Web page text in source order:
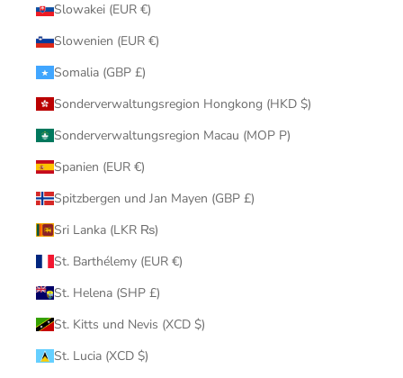
Slowakei (EUR €)
Slowenien (EUR €)
Somalia (GBP £)
Sonderverwaltungsregion Hongkong (HKD $)
Sonderverwaltungsregion Macau (MOP P)
Spanien (EUR €)
Spitzbergen und Jan Mayen (GBP £)
Sri Lanka (LKR ₨)
St. Barthélemy (EUR €)
St. Helena (SHP £)
St. Kitts und Nevis (XCD $)
St. Lucia (XCD $)